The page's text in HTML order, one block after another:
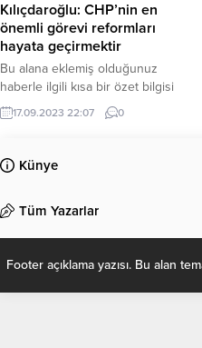
Kılıçdaroğlu: CHP’nin en
önemli görevi reformları
hayata geçirmektir
Bu alana eklemiş olduğunuz
haberle ilgili kısa bir özet bilgisi
ekleyebilirsiniz. Bu metin yazı
düzenleme sayfasında “Özet”
eklenmişse başlık altında kalın
olarak bu şekilde gösterilir,
17.09.2023 22:07 0
Künye
Tüm Yazarlar
Footer açıklama yazısı. Bu alan